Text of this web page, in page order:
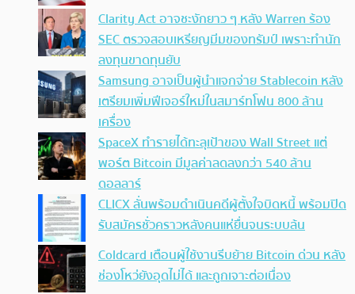
Clarity Act อาจชะงักยาว ๆ หลัง Warren ร้อง
SEC ตรวจสอบเหรียญมีมของทรัมป์ เพราะทำนัก
ลงทุนขาดทุนยับ
Samsung อาจเป็นผู้นำแจกจ่าย Stablecoin หลัง
เตรียมเพิ่มฟีเจอร์ใหม่ในสมาร์ทโฟน 800 ล้าน
เครื่อง
SpaceX ทำรายได้ทะลุเป้าของ Wall Street แต่
พอร์ต Bitcoin มีมูลค่าลดลงกว่า 540 ล้าน
ดอลลาร์
CLICX ลั่นพร้อมดำเนินคดีผู้ตั้งใจบิดหนี้ พร้อมปิด
รับสมัครชั่วคราวหลังคนแห่ยื่นจนระบบล้น
Coldcard เตือนผู้ใช้งานรีบย้าย Bitcoin ด่วน หลัง
ช่องโหว่ยังอุดไม่ได้ และถูกเจาะต่อเนื่อง